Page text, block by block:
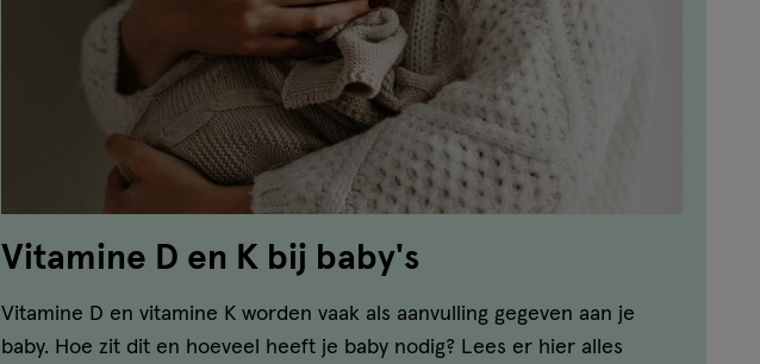
Vitamine D en K bij baby's
Vitamine D en vitamine K worden vaak als aanvulling gegeven aan je
baby. Hoe zit dit en hoeveel heeft je baby nodig? Lees er hier alles